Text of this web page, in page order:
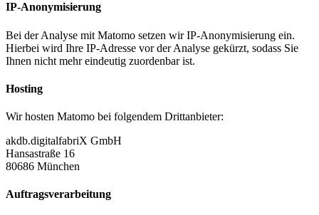
IP-Anonymisierung
Bei der Analyse mit Matomo setzen wir IP-Anonymisierung ein.
Hierbei wird Ihre IP-Adresse vor der Analyse gekürzt, sodass Sie
Ihnen nicht mehr eindeutig zuordenbar ist.
Hosting
Wir hosten Matomo bei folgendem Drittanbieter:
akdb.digitalfabriX GmbH
Hansastraße 16
80686 München
Auftragsverarbeitung